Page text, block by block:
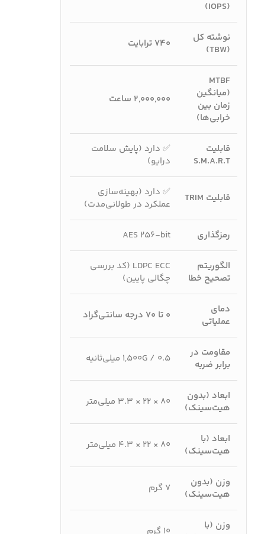
(IOPS)
نوشته کل
(TBW)
۷۴۰ ترابایت
MTBF
(میانگین
زمان بین
خرابی‌ها)
۲,۰۰۰,۰۰۰ ساعت
قابلیت
S.M.A.R.T
✅ دارد (پایش سلامت
درایو)
قابلیت TRIM
✅ دارد (بهینه‌سازی
عملکرد در طولانی‌مدت)
رمزگذاری AES 256-bit
الگوریتم
تصحیح خطا
LDPC ECC (کد بررسی
چگالی پایین)
دمای
عملیاتی
۰ تا ۷۰ درجه سانتی‌گراد
مقاومت در
برابر ضربه
۱,۵۰۰G / ۰.۵ میلی‌ثانیه
ابعاد (بدون
هیت‌سینک)
۸۰ × ۲۲ × ۳.۳ میلی‌متر
ابعاد (با
هیت‌سینک)
۸۰ × ۲۲ × ۴.۳ میلی‌متر
وزن (بدون
هیت‌سینک)
۷ گرم
وزن (با